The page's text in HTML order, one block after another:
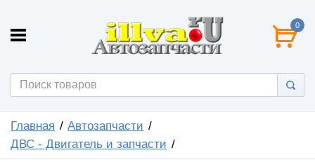
0
Главная
Автозапчасти
ДВС - Двигатель и запчасти